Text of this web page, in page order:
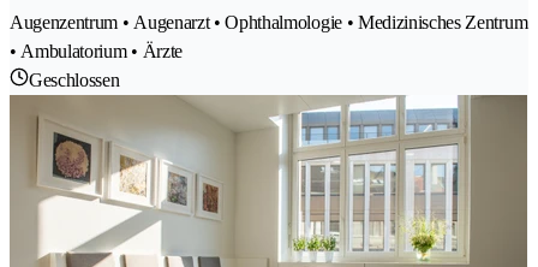
Augenzentrum • Augenarzt • Ophthalmologie • Medizinisches Zentrum
• Ambulatorium • Ärzte
Geschlossen